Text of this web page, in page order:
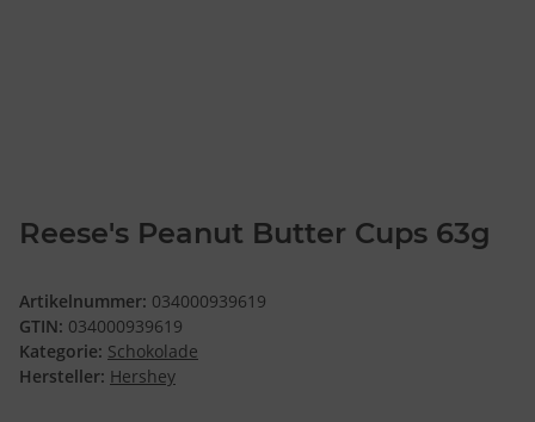
Reese's Peanut Butter Cups 63g
Artikelnummer: 034000939619
GTIN: 034000939619
Kategorie: Schokolade
Hersteller: Hershey